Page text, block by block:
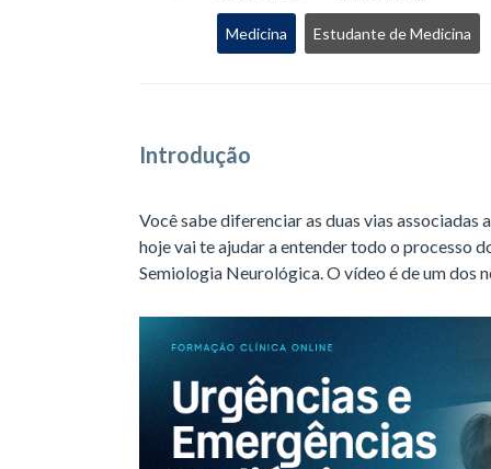
Medicina Estudante de Medicina
Introdução
Você sabe diferenciar as duas vias
hoje vai te ajudar a entender todo o processo
Semiologia Neurológica. O vídeo é de um dos